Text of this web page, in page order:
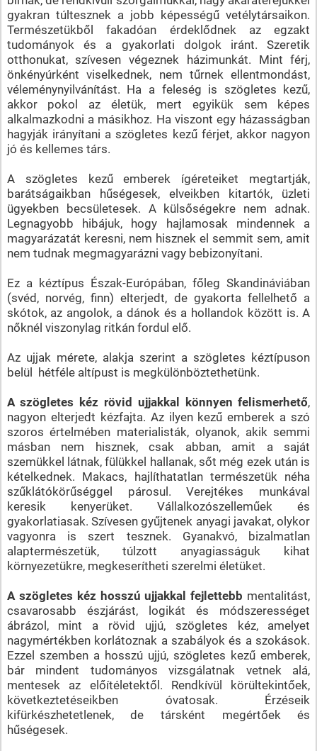
gyakran túltesznek a jobb képességű vetélytársaikon.
Természetükből fakadóan érdeklődnek az egzakt
tudományok és a gyakorlati dolgok iránt. Szeretik
otthonukat, szívesen végeznek házimunkát. Mint férj,
önkényúrként viselkednek, nem tűrnek ellentmondást,
véleménynyilvánítást. Ha a feleség is szögletes kezű,
akkor pokol az életük, mert egyikük sem képes
alkalmazkodni a másikhoz. Ha viszont egy házasságban
hagyják irányítani a szögletes kezű férjet, akkor nagyon
jó és kellemes társ.
A szögletes kezű emberek ígéreteiket megtartják,
barátságaikban hűségesek, elveikben kitartók, üzleti
ügyekben becsületesek. A külsőségekre nem adnak.
Legnagyobb hibájuk, hogy hajlamosak mindennek a
magyarázatát keresni, nem hisznek el semmit sem, amit
nem tudnak megmagyarázni vagy bebizonyítani.
Ez a kéztípus Észak-Európában, főleg Skandináviában
(svéd, norvég, finn) elterjedt, de gyakorta fellelhető a
skótok, az angolok, a dánok és a hollandok között is. A
nőknél viszonylag ritkán fordul elő.
Az ujjak mérete, alakja szerint a szögletes kéztípuson
belül hétféle altípust is megkülönböztethetünk.
A szögletes kéz rövid ujjakkal könnyen felismerhető,
nagyon elterjedt kézfajta. Az ilyen kezű emberek a szó
szoros értelmében materialisták, olyanok, akik semmi
másban nem hisznek, csak abban, amit a saját
szemükkel látnak, fülükkel hallanak, sőt még ezek után is
kételkednek. Makacs, hajlíthatatlan természetük néha
szűklátókörűséggel párosul. Verejtékes munkával
keresik kenyerüket. Vállalkozószelleműek és
gyakorlatiasak. Szívesen gyűjtenek anyagi javakat, olykor
vagyonra is szert tesznek. Gyanakvó, bizalmatlan
alaptermészetük, túlzott anyagiasságuk kihat
környezetükre, megkeserítheti szerelmi életüket.
A szögletes kéz hosszú ujjakkal fejlettebb mentalitást,
csavarosabb észjárást, logikát és módszerességet
ábrázol, mint a rövid ujjú, szögletes kéz, amelyet
nagymértékben korlátoznak a szabályok és a szokások.
Ezzel szemben a hosszú ujjú, szögletes kezű emberek,
bár mindent tudományos vizsgálatnak vetnek alá,
mentesek az előítéletektől. Rendkívül körültekintőek,
következtetéseikben óvatosak. Érzéseik
kifürkészhetetlenek, de társként megértőek és
hűségesek.